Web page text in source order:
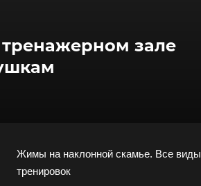
зале
Жимы на наклонной скамье. Все виды
тренировок